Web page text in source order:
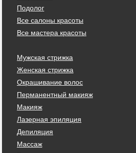
Подолог
Все салоны красоты
Все мастера красоты
Мужская стрижка
Женская стрижка
Окрашивание волос
Перманентный макияж
Макияж
Лазерная эпиляция
Депиляция
Массаж